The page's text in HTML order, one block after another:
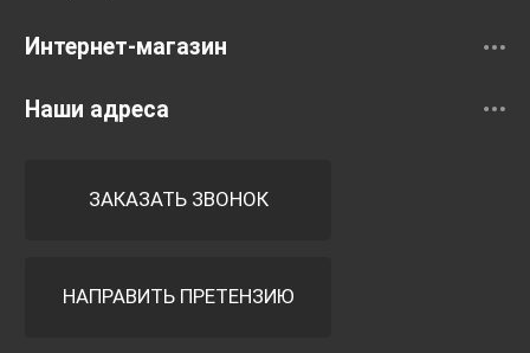
Интернет-магазин
Наши адреса
ЗАКАЗАТЬ ЗВОНОК
НАПРАВИТЬ ПРЕТЕНЗИЮ